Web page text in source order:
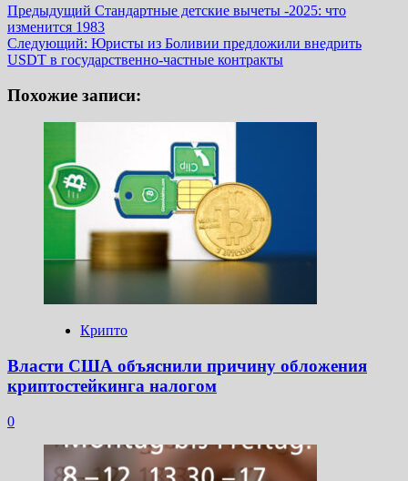
Навигация
записи
Предыдущий Стандартные детские вычеты -2025: что
изменится 1983
Следующий: Юристы из Боливии предложили внедрить
USDT в государственно-частные контракты
Похожие записи:
Крипто
Власти США объяснили причину обложения
криптостейкинга налогом
0